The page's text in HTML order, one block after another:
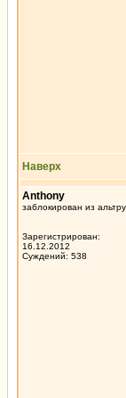
Наверх
Anthony
заблокирован из
Зарегистрирован:
16.12.2012
Суждений: 538